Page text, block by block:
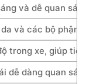
và dễ quan
và các bộ phận
trong xe, giúp
dễ dàng quan